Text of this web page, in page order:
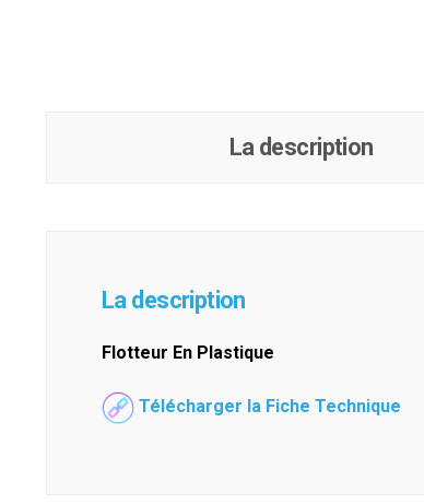
La description
La description
Flotteur En Plastique
Télécharger la Fiche Technique